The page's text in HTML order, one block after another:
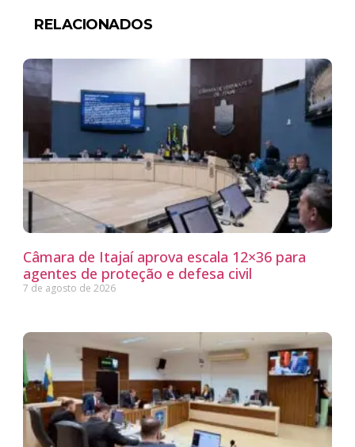
RELACIONADOS
Câmara de Itajaí aprova escala 12×36 para
agentes de proteção e defesa civil
7 de agosto de 2026